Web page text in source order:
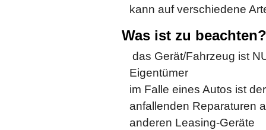
kann auf verschiedene
Was ist zu beachten?
das Gerät/Fahrzeug ist
Eigentümer
im Falle eines Autos ist
anfallenden Reparaturen
anderen Leasing-Geräte